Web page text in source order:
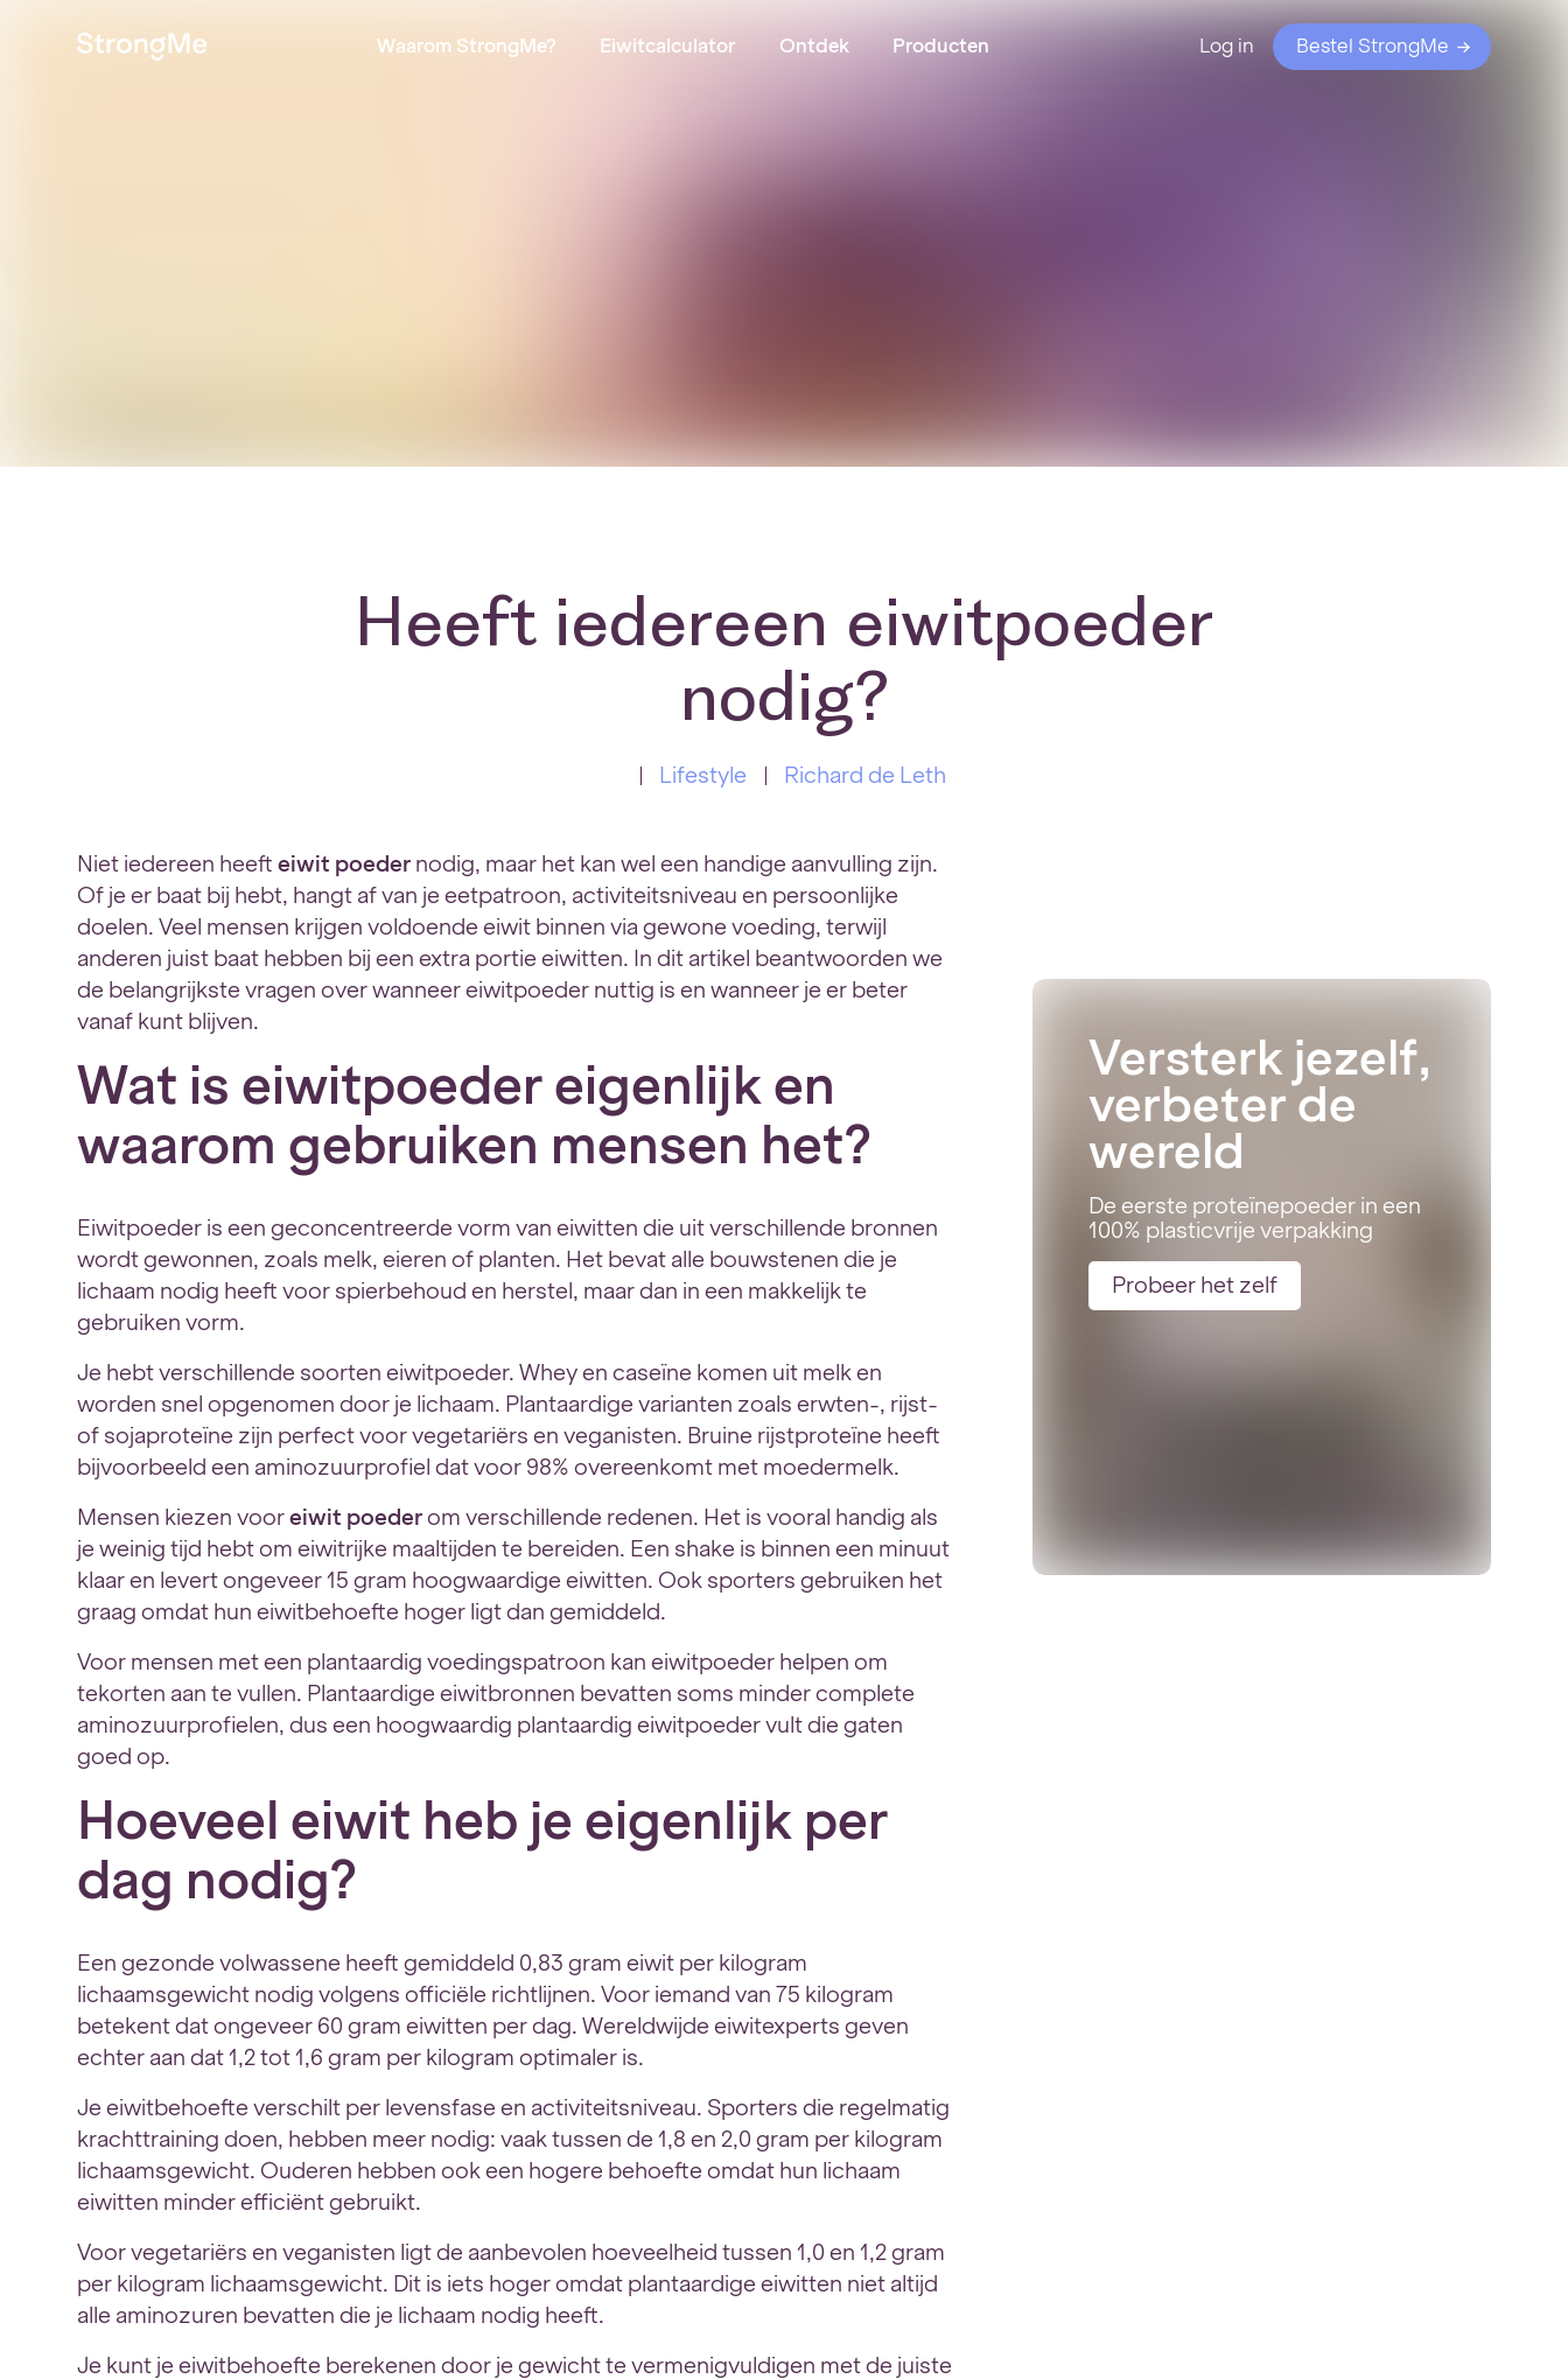
Waarom StrongMe? Eiwitcalculator Ontdek Producten Log in Bestel StrongMe
Heeft iedereen eiwitpoeder
nodig?
Lifestyle Richard de Leth
Niet iedereen heeft eiwit poeder nodig, maar het kan wel een handige aanvulling zijn.
Of je er baat bij hebt, hangt af van je eetpatroon, activiteitsniveau en persoonlijke
doelen. Veel mensen krijgen voldoende eiwit binnen via gewone voeding, terwijl
anderen juist baat hebben bij een extra portie eiwitten. In dit artikel beantwoorden we
de belangrijkste vragen over wanneer eiwitpoeder nuttig is en wanneer je er beter
vanaf kunt blijven.
Wat is eiwitpoeder eigenlijk en
waarom gebruiken mensen het?
Eiwitpoeder is een geconcentreerde vorm van eiwitten die uit verschillende bronnen
wordt gewonnen, zoals melk, eieren of planten. Het bevat alle bouwstenen die je
lichaam nodig heeft voor spierbehoud en herstel, maar dan in een makkelijk te
gebruiken vorm.
Je hebt verschillende soorten eiwitpoeder. Whey en caseïne komen uit melk en
worden snel opgenomen door je lichaam. Plantaardige varianten zoals erwten-, rijst-
of sojaproteïne zijn perfect voor vegetariërs en veganisten. Bruine rijstproteïne heeft
bijvoorbeeld een aminozuurprofiel dat voor 98% overeenkomt met moedermelk.
Mensen kiezen vooreiwit poederom verschillende redenen. Het is vooral handig als
je weinig tijd hebt om eiwitrijke maaltijden te bereiden. Een shake is binnen een minuut
klaar en levert ongeveer 15 gram hoogwaardige eiwitten. Ook sporters gebruiken het
graag omdat hun eiwitbehoefte hoger ligt dan gemiddeld.
Voor mensen met een plantaardig voedingspatroon kan eiwitpoeder helpen om
tekorten aan te vullen. Plantaardige eiwitbronnen bevatten soms minder complete
aminozuurprofielen, dus een hoogwaardig plantaardig eiwitpoeder vult die gaten
goed op.
Hoeveel eiwit heb je eigenlijk per
dag nodig?
Een gezonde volwassene heeft gemiddeld 0,83 gram eiwit per kilogram
lichaamsgewicht nodig volgens officiële richtlijnen. Voor iemand van 75 kilogram
betekent dat ongeveer 60 gram eiwitten per dag. Wereldwijde eiwitexperts geven
echter aan dat 1,2 tot 1,6 gram per kilogram optimaler is.
Je eiwitbehoefte verschilt per levensfase en activiteitsniveau. Sporters die regelmatig
krachttraining doen, hebben meer nodig: vaak tussen de 1,8 en 2,0 gram per kilogram
lichaamsgewicht. Ouderen hebben ook een hogere behoefte omdat hun lichaam
eiwitten minder efficiënt gebruikt.
Voor vegetariërs en veganisten ligt de aanbevolen hoeveelheid tussen 1,0 en 1,2 gram
per kilogram lichaamsgewicht. Dit is iets hoger omdat plantaardige eiwitten niet altijd
alle aminozuren bevatten die je lichaam nodig heeft.
Je kunt je eiwitbehoefte berekenen door je gewicht te vermenigvuldigen met de juiste
Versterk jezelf,
verbeter de
wereld
De eerste proteïnepoeder in een
100% plasticvrije verpakking
Probeer het zelf